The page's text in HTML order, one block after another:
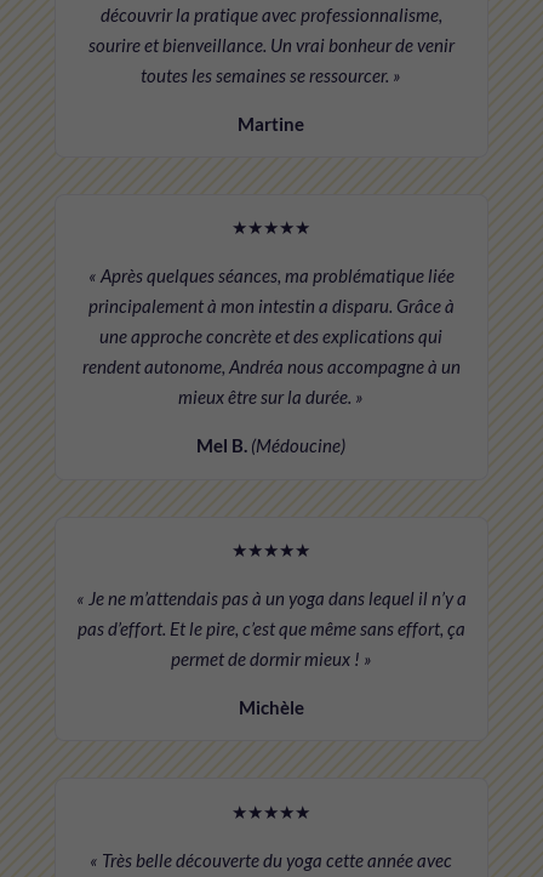
découvrir la pratique avec professionnalisme,
sourire et bienveillance. Un vrai bonheur de venir
toutes les semaines se ressourcer. »
Martine
★★★★★
« Après quelques séances, ma problématique liée
principalement à mon intestin a disparu. Grâce à
une approche concrète et des explications qui
rendent autonome, Andréa nous accompagne à un
mieux être sur la durée. »
Mel B. (Médoucine)
★★★★★
« Je ne m’attendais pas à un yoga dans lequel il n’y a
pas d’effort. Et le pire, c’est que même sans effort, ça
permet de dormir mieux ! »
Michèle
★★★★★
« Très belle découverte du yoga cette année avec